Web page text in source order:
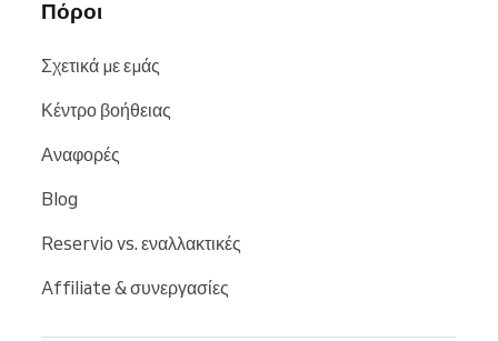
Πόροι
Σχετικά με εμάς
Κέντρο βοήθειας
Αναφορές
Blog
Reservio vs. εναλλακτικές
Affiliate & συνεργασίες